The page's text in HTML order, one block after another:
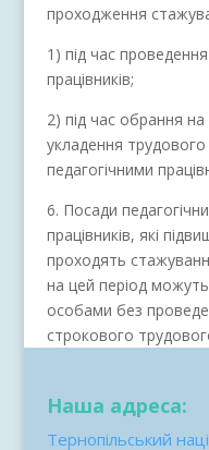
проходження
1) під час проведення
працівників;
2) під час обрання
укладення
педагогічними
6. Посади
працівників, які
проходять
на цей період
особами без
строкового
Наша адреса:
Тернопільський